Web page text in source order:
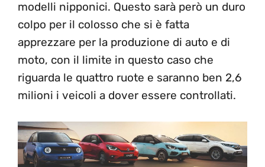
modelli nipponici. Questo sarà però un duro
colpo per il colosso che si è fatta
apprezzare per la produzione di auto e di
moto, con il limite in questo caso che
riguarda le quattro ruote e saranno ben 2,6
milioni i veicoli a dover essere controllati.